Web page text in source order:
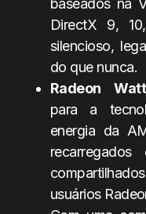
baseados na
DirectX 9,
silencioso,
do que nunca.
Radeon
para a
energia da
usuários